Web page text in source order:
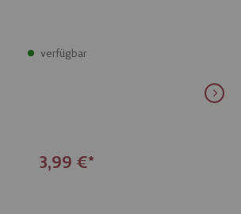
verfügbar
3,99 €